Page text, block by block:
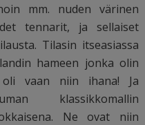
mm. nuden värinen
tennarit, ja sellaiset
Tilasin itseasiassa
hameen jonka olin
vaan niin ihana! Ja
klassikkomallin
Ne ovat niin